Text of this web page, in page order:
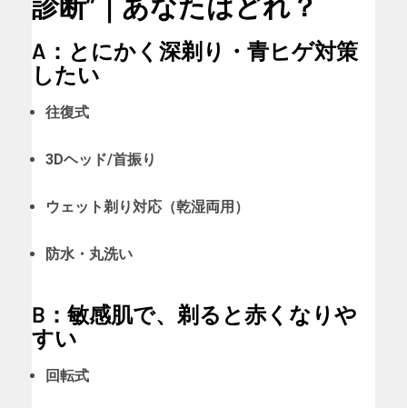
A：とにかく深剃り・青ヒゲ対策
したい
往復式
3Dヘッド/首振り
ウェット剃り対応（乾湿両用）
防水・丸洗い
B：敏感肌で、剃ると赤くなりや
すい
回転式